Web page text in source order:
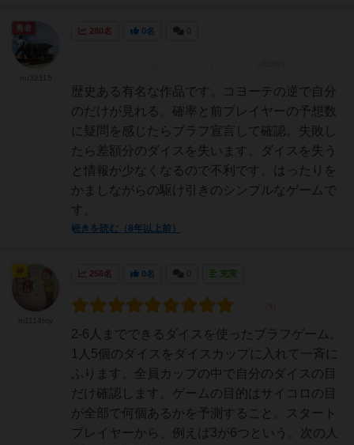
280名 0名
歴史ある有名な作品です。コヨーテの逆で自分
のだけが見れる。確率と前プレイヤーの予想数
に疑問を感じたらブラフ宣言して確認。失敗し
たら差額分のダイスを失います。ダイスを失う
と情報が少なくなるので不利です。はったりを
かましながらの駆け引きのシンプルなゲームで
す。
続きを読む（8年以上前）
256名 0名 充実
2-6人までできるダイスを使ったブラフゲーム。
1人5個のダイスをダイスカップに入れて一斉に
ふります。全員カップの中で自分のダイスの目
だけ確認します。ゲームの目的はサイコロの目
が全部で何個あるかを予測すること。スタート
プレイヤーから、例えば3が6つという。次の人
神